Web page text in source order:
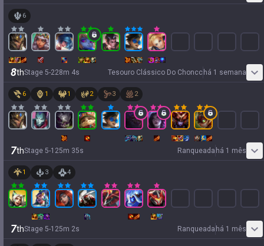
6
8thStage 5-228m 4s Tesouro Clássico Do Choncc há 1 semana
6 1 1 2 3 2
7thStage 5-1 25m 35s Ranqueada há 1 mês
1 3 4
7thStage 5-1 25m 2s Ranqueada há 1 mês